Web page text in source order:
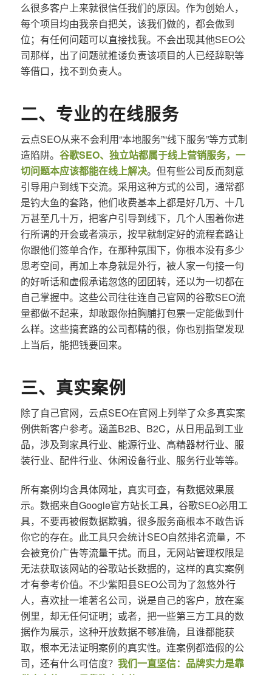
么很多客户上来就很信任我们的原因。作为创始人，
每个项目均由我亲自把关，该我们做的，都会做到
位；有任何问题可以直接找我。不会出现其他SEO公
司那样，出了问题就推诿负责该项目的人已经辞职等
等借口，找不到负责人。
二、专业的在线服务
云点SEO从来不会利用“本地服务”“线下服务”等方式制
造陷阱。 谷歌SEO、独立站都属于线上营销服务，一
切问题本应该都能在线上解决。但有些公司反而刻意
引导用户到线下交流。采用这种方式的公司，通常都
是钓大鱼的套路，他们收费基本上都是好几万、十几
万甚至几十万，把客户引导到线下，几个人围着你进
行所谓的开会或者演示，按早就制定好的流程套路让
你跟他们签单合作，在那种氛围下，你根本没有多少
思考空间，再加上本身就是外行，被人家一句接一句
的好听话和虚假承诺忽悠的团团转，还以为一切都在
自己掌握中。这些公司往往连自己官网的谷歌SEO流
量都做不起来，却敢跟你拍胸脯打包票一定能做到什
么样。这些搞套路的公司都精的很，你也别指望发现
上当后，能把钱要回来。
三、真实案例
除了自己官网，云点SEO在官网上列举了众多真实案
例供新客户参考。涵盖B2B、B2C，从日用品到工业
品，涉及到家具行业、能源行业、高精器材行业、服
装行业、配件行业、休闲设备行业、服务行业等等。
所有案例均含具体网址，真实可查，有数据效果展
示。数据来自Google官方站长工具，谷歌SEO必用工
具，不要再被假数据欺骗，很多服务商根本不敢告诉
你它的存在。此工具只会统计SEO自然排名流量，不
会被竞价广告等流量干扰。而且，无网站管理权限是
无法获取该网站的谷歌站长数据的，这样的真实案例
才有参考价值。不少紫阳县SEO公司为了忽悠外行
人，喜欢扯一堆著名公司，说是自己的客户，放在案
例里，却无任何证明；或者，把一些第三方工具的数
据作为展示，这种开放数据不够准确，且谁都能获
取，根本无法证明案例的真实性。连案例都造假的公
司，还有什么可信度？ 我们一直坚信：品牌实力是靠